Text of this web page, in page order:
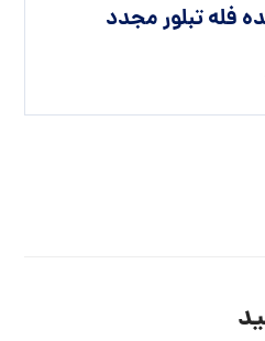
فله تبلور مجدد